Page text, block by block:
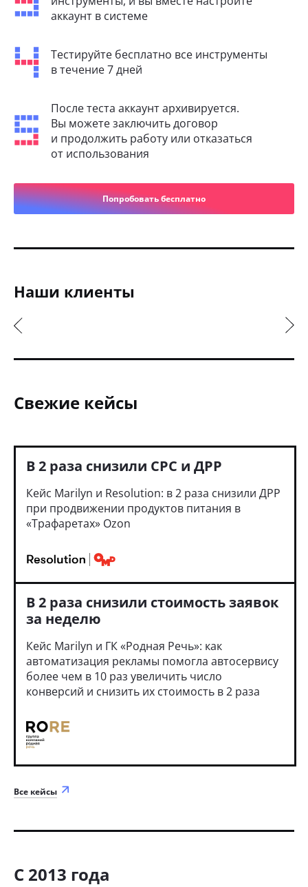
аккаунт в системе
Тестируйте бесплатно все инструменты
в течение 7 дней
После теста аккаунт архивируется.
Вы можете заключить договор
и продолжить работу или отказаться
от использования
Попробовать бесплатно
Наши клиенты
Свежие кейсы
В 2 раза снизили CPC и ДРР
Кейс Marilyn и Resolution: в 2 раза снизили ДРР
при продвижении продуктов питания в
«Трафаретах» Ozon
В 2 раза снизили стоимость заявок
за неделю
Кейс Marilyn и ГК «Родная Речь»: как
автоматизация рекламы помогла автосервису
более чем в 10 раз увеличить число
конверсий и снизить их стоимость в 2 раза
Все кейсы
С 2013 года